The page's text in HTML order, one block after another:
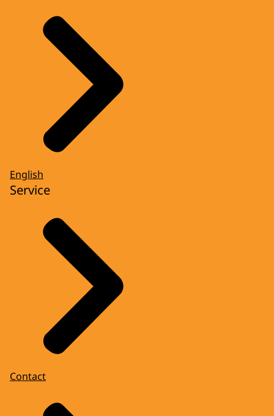
English
Service
Contact